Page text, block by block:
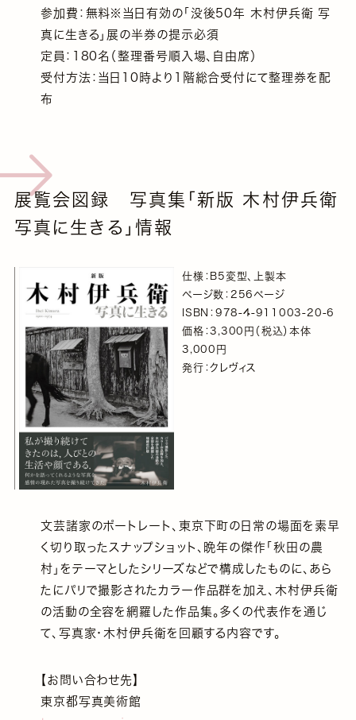
参加費：無料※当日有効の「没後50年 木村伊兵衛 写
真に生きる」展の半券の提示必須
定員：180名（整理番号順入場、自由席）
受付方法：当日10時より1階総合受付にて整理券を配
布
展覧会図録 写真集「新版 木村伊兵衛
写真に生きる」情報
仕様：B5変型、上製本
ページ数：256ページ
ISBN：978-4-911003-20-6
価格：3,300円（税込）本体
3,000円
発行：クレヴィス
文芸諸家のポートレート、東京下町の日常の場面を素早
く切り取ったスナップショット、晩年の傑作「秋田の農
村」をテーマとしたシリーズなどで構成したものに、あら
たにパリで撮影されたカラー作品群を加え、木村伊兵衛
の活動の全容を網羅した作品集。多くの代表作を通じ
て、写真家・木村伊兵衛を回顧する内容です。
【お問い合わせ先】
東京都写真美術館